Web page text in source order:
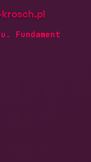
Fundament